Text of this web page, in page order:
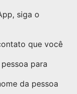
siga o
que você
para
da pessoa